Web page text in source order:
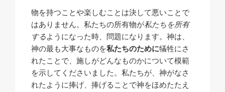
物を持つことや楽しむことは決して悪いことで
はありません。私たちの所有物が私たちを所有
するようになった時、問題になります。神は、
神の最も大事なものを私たちのために犠牲にさ
れたことで、施しがどんなものかについて模範
を示してくださいました。私たちが、神がなさ
れたように捧げ、捧げることで神をほめたたえ